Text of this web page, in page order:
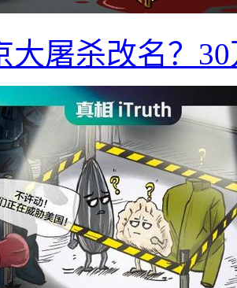
大屠杀改名？